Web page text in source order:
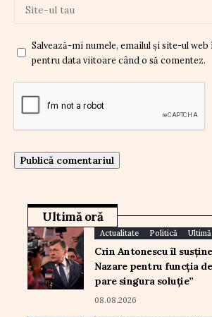
Salvează-mi numele, emailul și site-ul
pentru data viitoare când o să comentez.
Ultimă oră
Actualitate Politică
Crin Antonescu îl
Nazare pentru funcția
pare singura soluție”
08.08.2026